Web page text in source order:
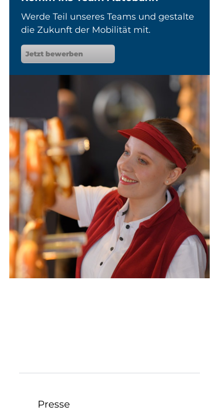
Werde Teil unseres Teams und gestalte
die Zukunft der Mobilität mit.
Jetzt bewerben
Presse